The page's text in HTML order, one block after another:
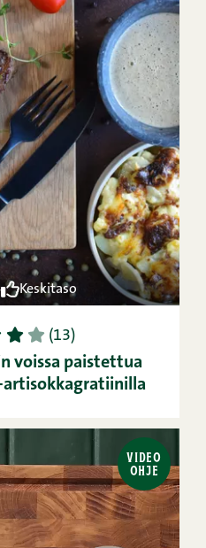
Keskitaso
4 5 (13)
voissa paistettua
VIDEO
OHJE